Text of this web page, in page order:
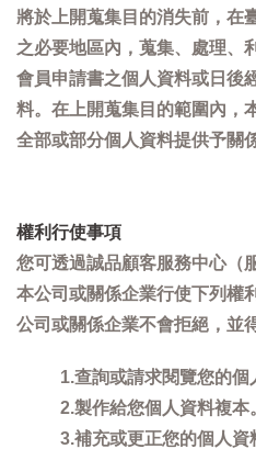
將於上開蒐集目的消失前，在
之必要地區內，蒐集、處理、
會員申請書之個人資料或日後
料。在上開蒐集目的範圍內，
全部或部分個人資料提供予關
權利行使事項
您可透過誠品顧客服務中心（
本公司或關係企業行使下列權
公司或關係企業不會拒絕，並
1.查詢或請求閱覽您的個
2.製作給您個人資料複本
3.補充或更正您的個人資